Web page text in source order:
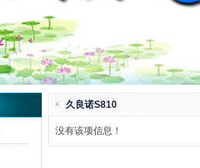
久良诺S810
没有该项信息！